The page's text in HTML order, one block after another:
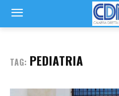
TAG: PEDIATRIA